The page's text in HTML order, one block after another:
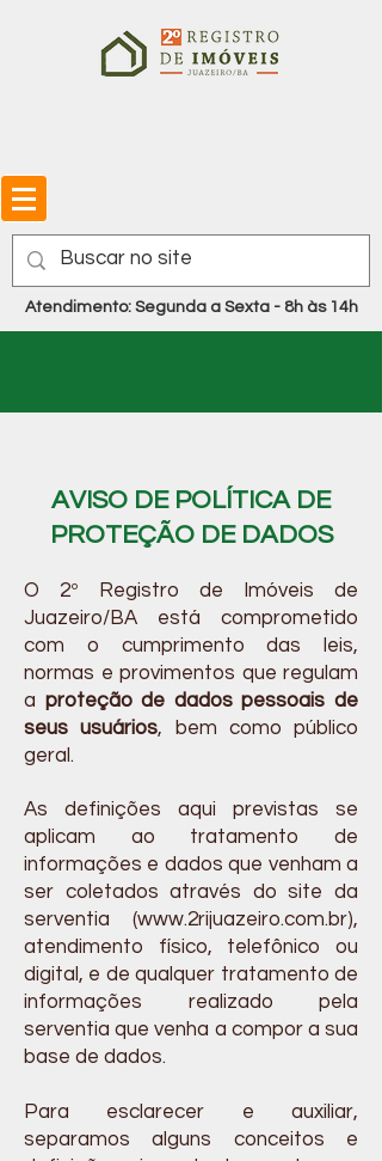
Atendimento: Segunda a Sexta - 8h às 14h
AVISO DE POLÍTICA DE
PROTEÇÃO DE DADOS
O 2º Registro de Imóveis de
Juazeiro/BA está comprometido
com o cumprimento das leis,
normas e provimentos que regulam
a proteção de dados pessoais de
seus usuários, bem como público
geral.
As definições aqui previstas se
aplicam ao tratamento de
informações e dados que venham a
ser coletados através do site da
serventia (www.2rijuazeiro.com.br),
atendimento físico, telefônico ou
digital, e de qualquer tratamento de
informações realizado pela
serventia que venha a compor a sua
base de dados.
Para esclarecer e auxiliar,
separamos alguns conceitos e